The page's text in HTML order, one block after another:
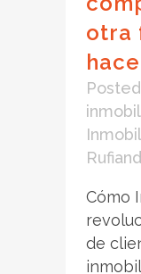
otra
Cómo
de